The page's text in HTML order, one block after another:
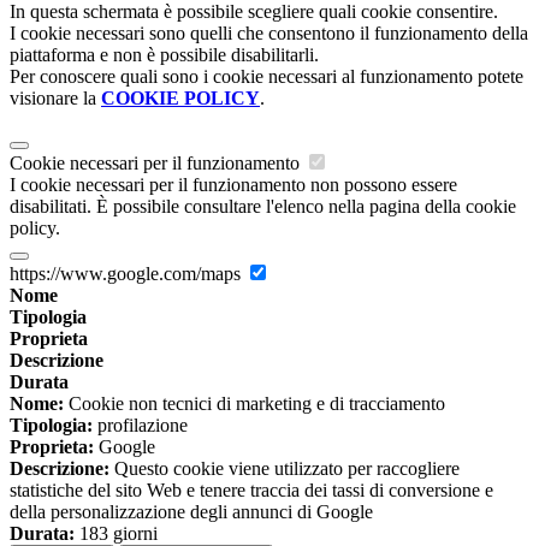
In questa schermata è possibile scegliere quali cookie consentire.
I cookie necessari sono quelli che consentono il funzionamento della
piattaforma e non è possibile disabilitarli.
Per conoscere quali sono i cookie necessari al funzionamento potete
visionare la COOKIE POLICY.
Cookie necessari per il funzionamento
I cookie necessari per il funzionamento non possono essere
disabilitati. È possibile consultare l'elenco nella pagina della cookie
policy.
https://www.google.com/maps
Nome
Tipologia
Proprieta
Descrizione
Durata
Nome: Cookie non tecnici di marketing e di tracciamento
Tipologia: profilazione
Proprieta: Google
Descrizione: Questo cookie viene utilizzato per raccogliere
statistiche del sito Web e tenere traccia dei tassi di conversione e
della personalizzazione degli annunci di Google
Durata: 183 giorni